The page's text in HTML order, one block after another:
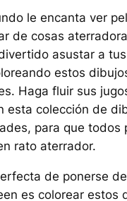
le encanta ver
de cosas
asustar a
estos
Haga fluir sus
esta colección de
para que todos
rato aterrador.
de ponerse
es colorear estos